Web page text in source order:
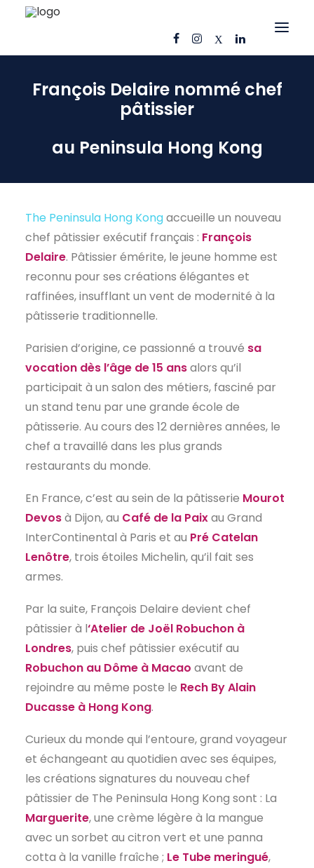
OFFRES D’EMPLOI
AJ CONSEIL
RÉFÉRENCES
ACTUS
CONTACT
François Delaire nommé chef
pâtissier
au Peninsula Hong Kong
The Peninsula Hong Kongaccueille un nouveau
chef pâtissier exécutif français : François
Delaire. Pâtissier émérite, le jeune homme est
reconnu pour ses créations élégantes et
raffinées, insufflant un vent de modernité à la
pâtisserie traditionnelle.
Parisien d’origine, ce passionné a trouvé sa
vocation dès l’âge de 15 ansalors qu’il
participait à un salon des métiers, fasciné par
un stand tenu par une grande école de
pâtisserie. Au cours des 12 dernières années, le
chef a travaillé dans les plus grands
restaurants du monde.
En France, c’est au sein de la pâtisserie Mourot
Devosà Dijon, au Café de la Paixau Grand
InterContinental à Paris et au Pré Catelan
Lenôtre, trois étoiles Michelin, qu’il fait ses
armes.
Par la suite, François Delaire devient chef
pâtissier à l‘Atelier de Joël Robuchon à
Londres, puis chef pâtissier exécutif au
Robuchon au Dôme à Macao avant de
rejoindre au même poste le Rech By Alain
Ducasse à Hong Kong.
Curieux du monde qui l’entoure, grand voyageur
et échangeant au quotidien avec ses équipes,
les créations signatures du nouveau chef
pâtissier de The Peninsula Hong Kong sont : La
Marguerite, une crème légère à la mangue
avec un sorbet au citron vert et une panna
cotta à la vanille fraîche ; Le Tube meringué,